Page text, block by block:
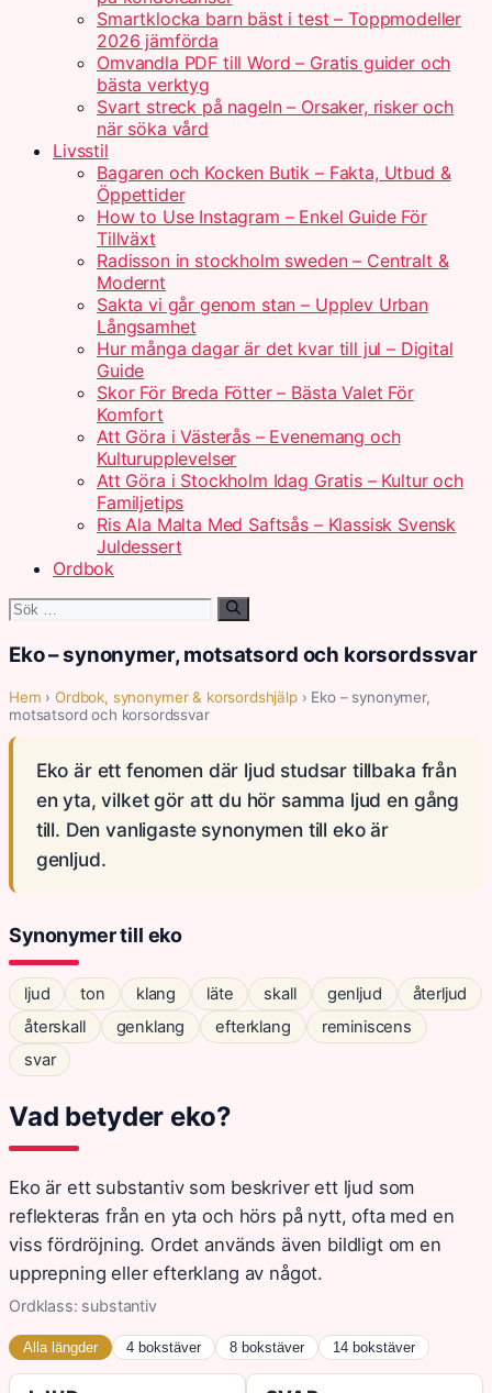
Smartklocka barn bäst i test – Toppmodeller
2026 jämförda
Omvandla PDF till Word – Gratis guider och
bästa verktyg
Svart streck på nageln – Orsaker, risker och
när söka vård
Livsstil
Bagaren och Kocken Butik – Fakta, Utbud &
Öppettider
How to Use Instagram – Enkel Guide För
Tillväxt
Radisson in stockholm sweden – Centralt &
Modernt
Sakta vi går genom stan – Upplev Urban
Långsamhet
Hur många dagar är det kvar till jul – Digital
Guide
Skor För Breda Fötter – Bästa Valet För
Komfort
Att Göra i Västerås – Evenemang och
Kulturupplevelser
Att Göra i Stockholm Idag Gratis – Kultur och
Familjetips
Ris Ala Malta Med Saftsås – Klassisk Svensk
Juldessert
Ordbok
Sök
Eko – synonymer, motsatsord och korsordssvar
Hem ›Ordbok, synonymer & korsordshjälp› Eko – synonymer,
motsatsord och korsordssvar
Eko är ett fenomen där ljud studsar tillbaka från
en yta, vilket gör att du hör samma ljud en gång
till. Den vanligaste synonymen till eko är
genljud.
Synonymer till eko
ljud ton klang läte skall genljud
återljud
återskall
genklang efterklang
reminiscens
svar
Vad betyder eko?
Eko är ett substantiv som beskriver ett ljud som
reflekteras från en yta och hörs på nytt, ofta med en
viss fördröjning. Ordet används även bildligt om en
upprepning eller efterklang av något.
Ordklass: substantiv
Alla längder 4 bokstäver 8 bokstäver 14 bokstäver